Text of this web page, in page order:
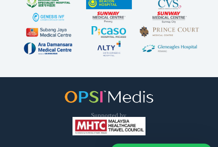
Supported by